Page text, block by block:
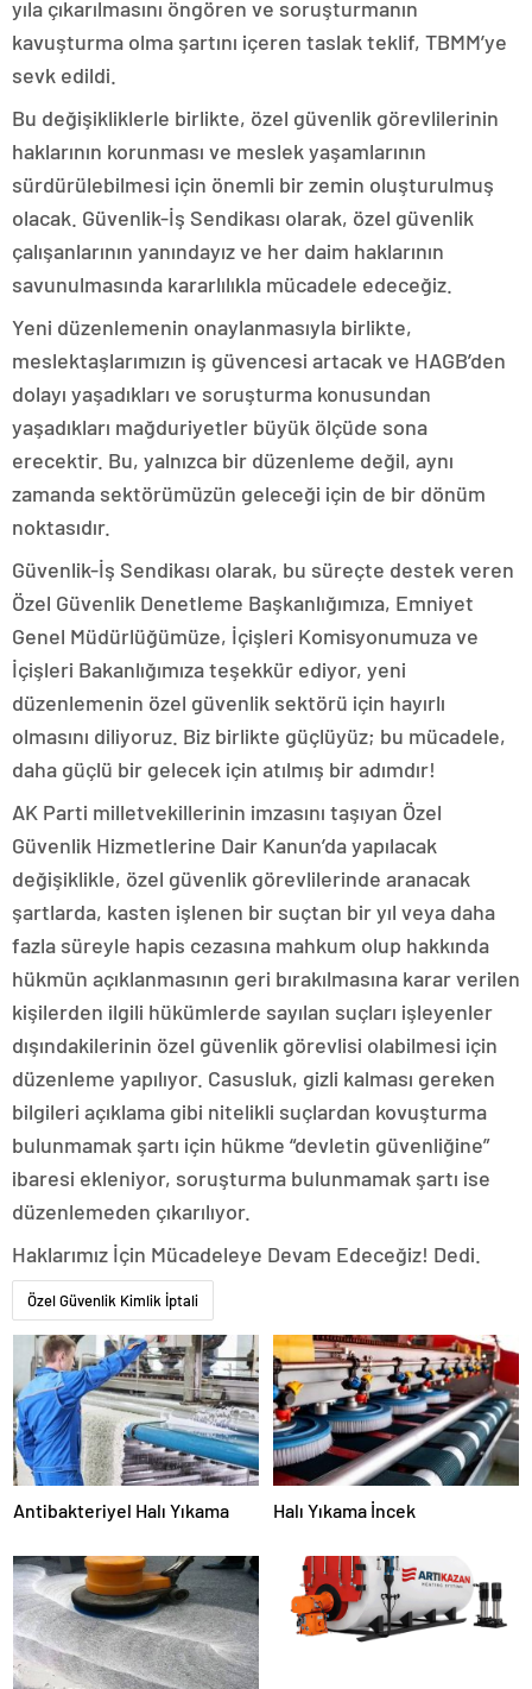
yıla çıkarılmasını öngören ve soruşturmanın
kavuşturma olma şartını içeren taslak teklif, TBMM’ye
sevk edildi.
Bu değişikliklerle birlikte, özel güvenlik görevlilerinin
haklarının korunması ve meslek yaşamlarının
sürdürülebilmesi için önemli bir zemin oluşturulmuş
olacak. Güvenlik-İş Sendikası olarak, özel güvenlik
çalışanlarının yanındayız ve her daim haklarının
savunulmasında kararlılıkla mücadele edeceğiz.
Yeni düzenlemenin onaylanmasıyla birlikte,
meslektaşlarımızın iş güvencesi artacak ve HAGB’den
dolayı yaşadıkları ve soruşturma konusundan
yaşadıkları mağduriyetler büyük ölçüde sona
erecektir. Bu, yalnızca bir düzenleme değil, aynı
zamanda sektörümüzün geleceği için de bir dönüm
noktasıdır.
Güvenlik-İş Sendikası olarak, bu süreçte destek veren
Özel Güvenlik Denetleme Başkanlığımıza, Emniyet
Genel Müdürlüğümüze, İçişleri Komisyonumuza ve
İçişleri Bakanlığımıza teşekkür ediyor, yeni
düzenlemenin özel güvenlik sektörü için hayırlı
olmasını diliyoruz. Biz birlikte güçlüyüz; bu mücadele,
daha güçlü bir gelecek için atılmış bir adımdır!
AK Parti milletvekillerinin imzasını taşıyan Özel
Güvenlik Hizmetlerine Dair Kanun’da yapılacak
değişiklikle, özel güvenlik görevlilerinde aranacak
şartlarda, kasten işlenen bir suçtan bir yıl veya daha
fazla süreyle hapis cezasına mahkum olup hakkında
hükmün açıklanmasının geri bırakılmasına karar verilen
kişilerden ilgili hükümlerde sayılan suçları işleyenler
dışındakilerinin özel güvenlik görevlisi olabilmesi için
düzenleme yapılıyor. Casusluk, gizli kalması gereken
bilgileri açıklama gibi nitelikli suçlardan kovuşturma
bulunmamak şartı için hükme “devletin güvenliğine”
ibaresi ekleniyor, soruşturma bulunmamak şartı ise
düzenlemeden çıkarılıyor.
Haklarımız İçin Mücadeleye Devam Edeceğiz! Dedi.
Özel Güvenlik Kimlik İptali
Antibakteriyel Halı Yıkama Halı Yıkama İncek